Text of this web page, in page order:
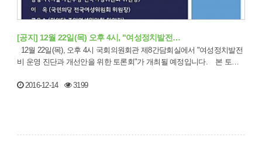
[공지] 12월 22일(목) 오후 4시, "여성정치발전…
비 운영 진단과 개선안을 위한 토론회"가 개최될 예정입니다. 본 토…
2016-12-14 3199